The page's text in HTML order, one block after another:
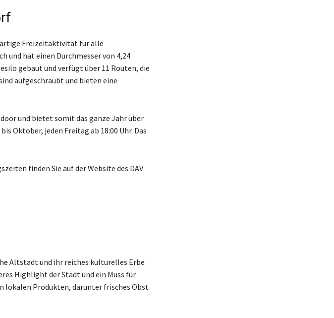
Freizeitaktivität für alle
und hat einen Durchmesser von 4,24
gebaut und verfügt über 11 Routen, die
aufgeschraubt und bieten eine
und bietet somit das ganze Jahr über
Oktober, jeden Freitag ab 18:00 Uhr. Das
finden Sie auf der Website des DAV
Altstadt und ihr reiches kulturelles Erbe
Highlight der Stadt und ein Muss für
lokalen Produkten, darunter frisches Obst